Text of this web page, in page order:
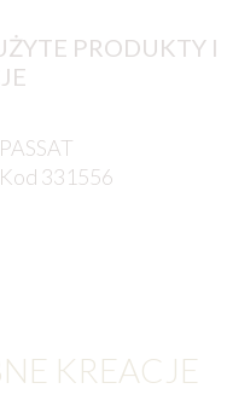
PRODUKTY I
PASSAT
Kod 331556
KREACJE